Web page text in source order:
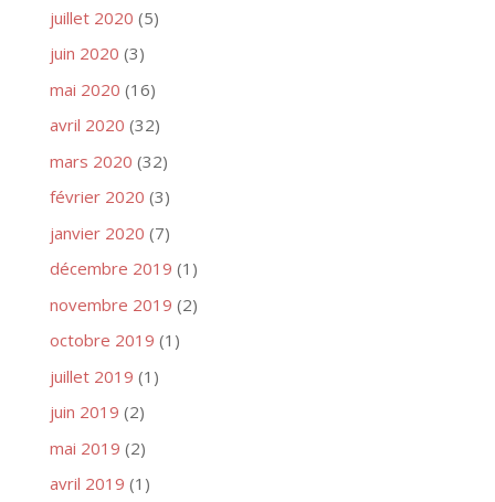
juillet 2020 (5)
juin 2020 (3)
mai 2020 (16)
avril 2020 (32)
mars 2020 (32)
février 2020 (3)
janvier 2020 (7)
décembre 2019 (1)
novembre 2019 (2)
octobre 2019 (1)
juillet 2019 (1)
juin 2019 (2)
mai 2019 (2)
avril 2019 (1)